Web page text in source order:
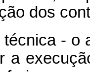
dos
- o
a